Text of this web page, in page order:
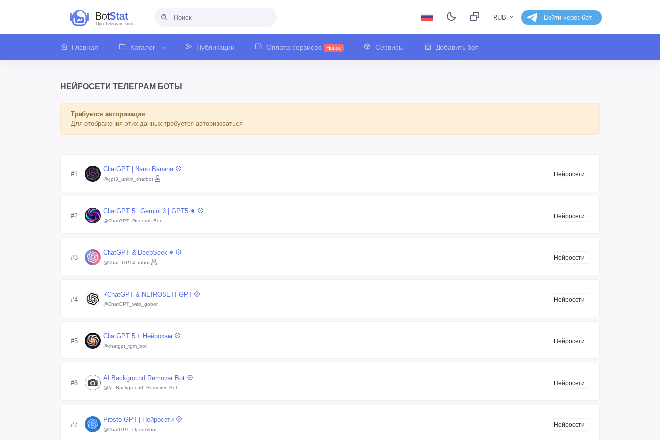
Про Telegram боты
RUB Войти через бот
Главная Каталог Публикации Оплата сервисов Новое Сервисы Добавить бот
НЕЙРОСЕТИ ТЕЛЕГРАМ БОТЫ
Требуется авторизация
Для отображения этих данных требуется авторизоваться
#1
ChatGPT | Nano Banana
@gpt3_unlim_chatbot
Нейросети
#2
ChatGPT 5 | Gemini 3 | GPT5 ✹
@ChatGPT_General_Bot
Нейросети
#3
ChatGPT & DeepSeek ♥️
@Chat_GPT4_rubot
Нейросети
#4
⚡️ChatGPT & NEIROSETI GPT
@ChatGPT_web_gobot
Нейросети
#5
ChatGPT 5 + Нейрохам
@chatgpt_tgm_bot
Нейросети
#6
AI Background Remover Bot
@AI_Background_Remover_Bot
Нейросети
#7
Prosto GPT | Нейросети
@ChatGPT_OpenAlbot
Нейросети